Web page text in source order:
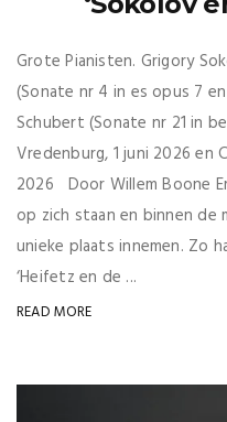
Grote Pianisten. Grigory
(Sonate nr 4 in es opus 7
Schubert (Sonate nr 21 in
Vredenburg, 1 juni 2026 en
2026 Door Willem Boone
op zich staan en binnen
unieke plaats innemen. Zo
‘Heifetz en de ...
READ MORE